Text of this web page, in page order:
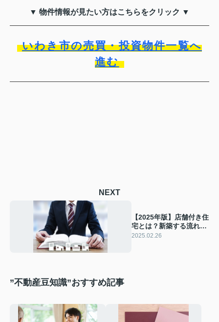
▼ 物件情報が見たい方はこちらをクリック ▼
いわき市の売買・投資物件一覧へ
進む
NEXT
【2025年版】店舗付き住
宅とは？新築する流れや
費用相場を解説
2025.02.26
”不動産豆知識”おすすめ記事